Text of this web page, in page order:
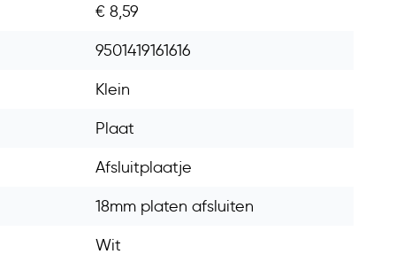
€ 8,59
9501419161616
Klein
Plaat
Afsluitplaatje
18mm platen afsluiten
Wit